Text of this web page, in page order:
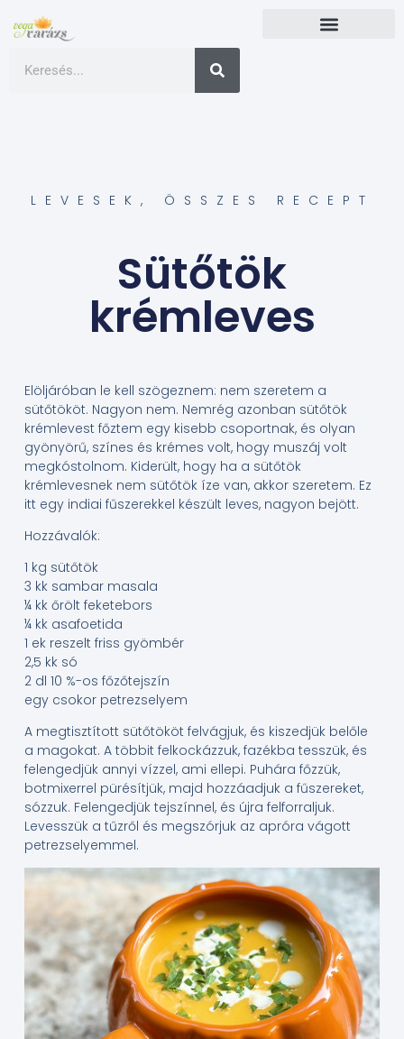
LEVESEK , ÖSSZES RECEPT
Sütőtök
krémleves
Elöljáróban le kell szögeznem: nem szeretem a
sütőtököt. Nagyon nem. Nemrég azonban sütőtök
krémlevest főztem egy kisebb csoportnak, és olyan
gyönyörű, színes és krémes volt, hogy muszáj volt
megkóstolnom. Kiderült, hogy ha a sütőtök
krémlevesnek nem sütőtök íze van, akkor szeretem. Ez
itt egy indiai fűszerekkel készült leves, nagyon bejött.
Hozzávalók:
1 kg sütőtök
3 kk sambar masala
¼ kk őrölt feketebors
¼ kk asafoetida
1 ek reszelt friss gyömbér
2,5 kk só
2 dl 10 %-os főzőtejszín
egy csokor petrezselyem
A megtisztított sütőtököt felvágjuk, és kiszedjük belőle
a magokat. A többit felkockázzuk, fazékba tesszük, és
felengedjük annyi vízzel, ami ellepi. Puhára főzzük,
botmixerrel pürésítjük, majd hozzáadjuk a fűszereket,
sózzuk. Felengedjük tejszínnel, és újra felforraljuk.
Levesszük a tűzről és megszórjuk az apróra vágott
petrezselyemmel.